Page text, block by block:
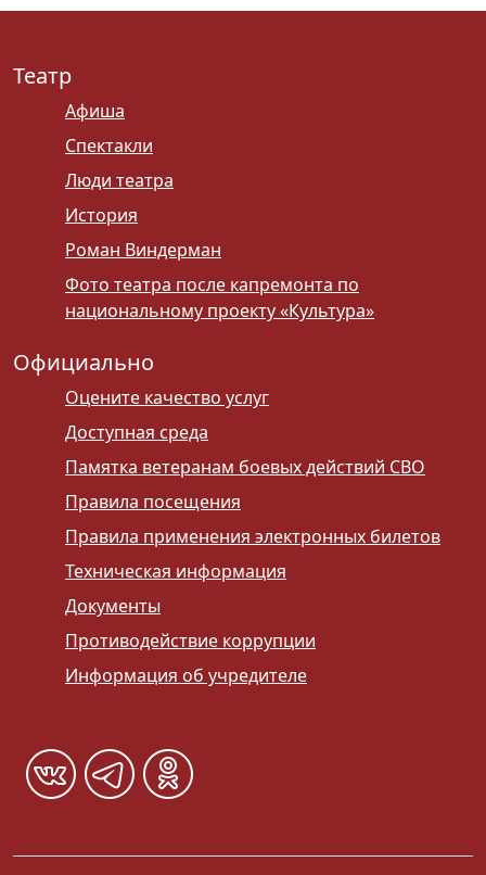
Театр
Афиша
Спектакли
Люди театра
История
Роман Виндерман
Фото театра после капремонта по
национальному проекту «Культура»
Официально
Оцените качество услуг
Доступная среда
Памятка ветеранам боевых действий СВО
Правила посещения
Правила применения электронных билетов
Техническая информация
Документы
Противодействие коррупции
Информация об учредителе